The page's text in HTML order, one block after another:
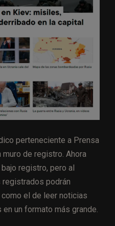
perteneciente a Prensa
muro de registro. Ahora
registro, pero al
podrán
el de leer noticias
un formato más grande.